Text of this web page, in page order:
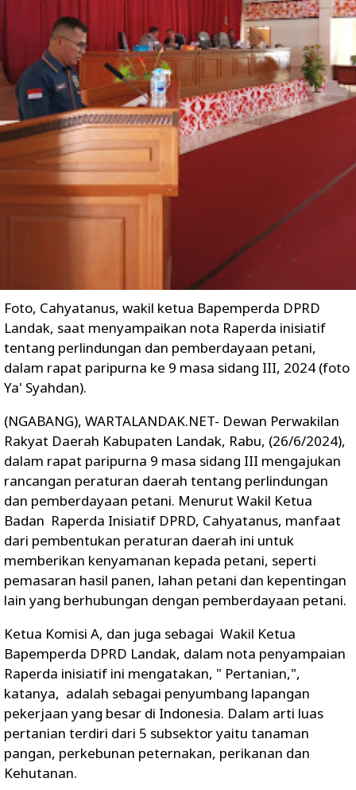
Foto, Cahyatanus, wakil ketua Bapemperda DPRD
Landak, saat menyampaikan nota Raperda inisiatif
tentang perlindungan dan pemberdayaan petani,
dalam rapat paripurna ke 9 masa sidang III, 2024 (foto
Ya' Syahdan).
(NGABANG), WARTALANDAK.NET- Dewan Perwakilan
Rakyat Daerah Kabupaten Landak, Rabu, (26/6/2024),
dalam rapat paripurna 9 masa sidang III mengajukan
rancangan peraturan daerah tentang perlindungan
dan pemberdayaan petani. Menurut Wakil Ketua
Badan Raperda Inisiatif DPRD, Cahyatanus, manfaat
dari pembentukan peraturan daerah ini untuk
memberikan kenyamanan kepada petani, seperti
pemasaran hasil panen, lahan petani dan kepentingan
lain yang berhubungan dengan pemberdayaan petani.
Ketua Komisi A, dan juga sebagai Wakil Ketua
Bapemperda DPRD Landak, dalam nota penyampaian
Raperda inisiatif ini mengatakan, " Pertanian,",
katanya, adalah sebagai penyumbang lapangan
pekerjaan yang besar di Indonesia. Dalam arti luas
pertanian terdiri dari 5 subsektor yaitu tanaman
pangan, perkebunan peternakan, perikanan dan
Kehutanan.